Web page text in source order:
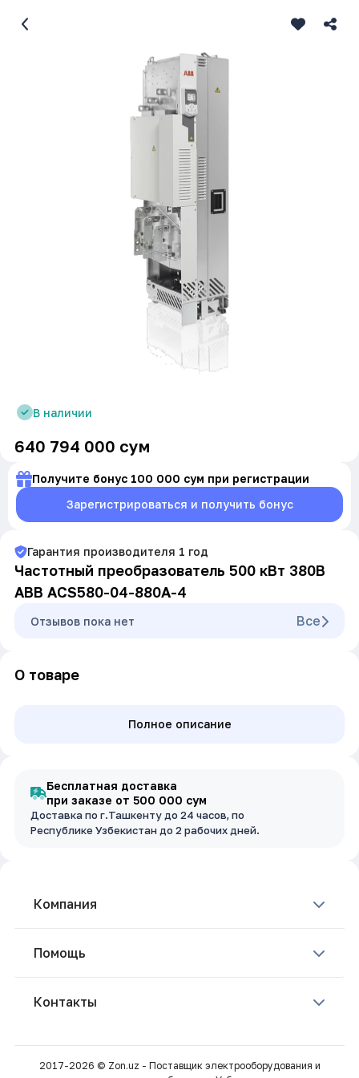
В наличии
640 794 000 сум
Получите бонус 100 000 сум при регистрации
Зарегистрироваться и получить бонус
Гарантия производителя 1 год
Частотный преобразователь 500 кВт 380В
ABB ACS580-04-880A-4
Oтзывов пока нет Все
О товаре
Полное описание
Бесплатная доставка
при заказе от 500 000 сум
Доставка по г.Ташкенту до 24 часов, по
Республике Узбекистан до 2 рабочих дней.
Компания
Помощь
Контакты
2017-2026 © Zon.uz - Поставщик электрооборудования и